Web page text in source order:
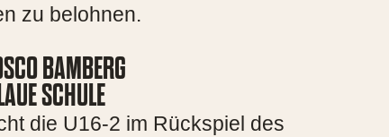
zu belohnen.
BAMBERG
SCHULE
die U16-2 im Rückspiel des